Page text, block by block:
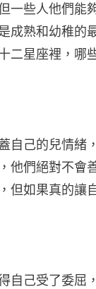
些人他們能
成熟和幼稚的
二星座裡，哪
己的兒情緒
他們絕對不會
但如果真的讓
己受了委屈